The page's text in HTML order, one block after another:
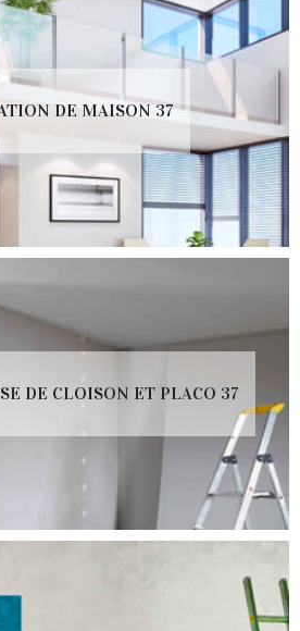
DE MAISON 37
DE CLOISON ET PLACO 37